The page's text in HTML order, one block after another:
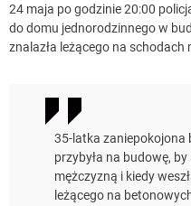
24 maja po godzinie 20:00
do domu jednorodzinnego w
znalazła leżącego na schodach
35-latka zaniepokojona
przybyła na budowę,
mężczyzną i kiedy
leżącego na